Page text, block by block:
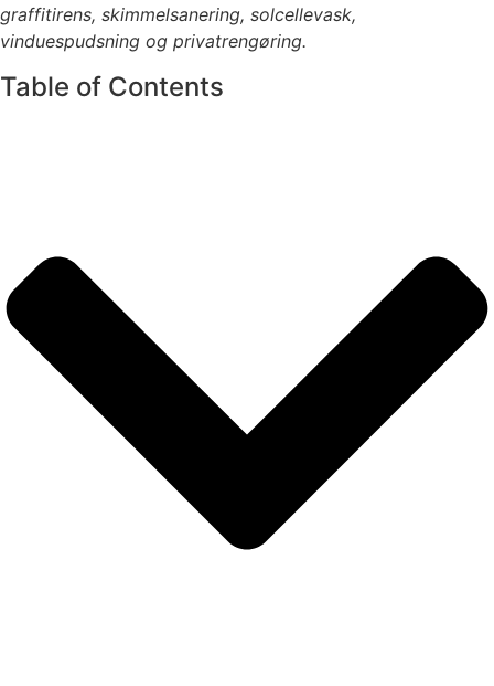
graffitirens, skimmelsanering, solcellevask,
vinduespudsning og privatrengøring.
Table of Contents